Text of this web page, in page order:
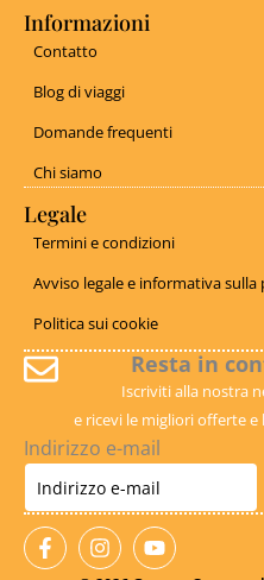
Informazioni
Contatto
Blog di viaggi
Domande frequenti
Chi siamo
Legale
Termini e condizioni
Avviso legale e informativa sulla
Politica sui cookie
Resta in
Iscriviti alla nostra
e ricevi le migliori offerte
Indirizzo e-mail
F
a
I
n
Y
o